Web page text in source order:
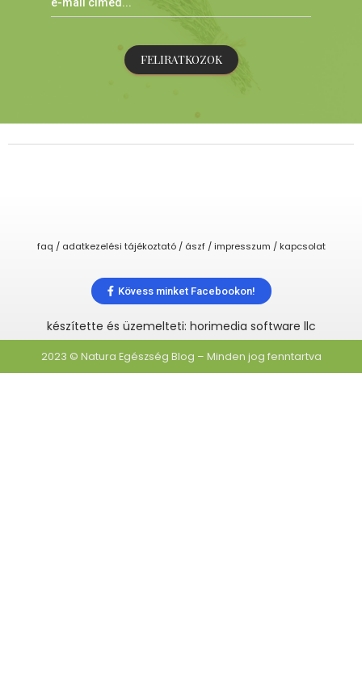
FELIRATKOZOK
faq / adatkezelési tájékoztató / ászf / impresszum / kapcsolat
Kövess minket Facebookon!
készítette és üzemelteti: horimedia software llc
2023 © Natura Egészség Blog – Minden jog fenntartva